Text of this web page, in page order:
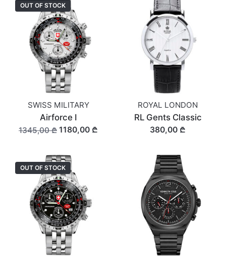
OUT OF STOCK
SWISS MILITARY
Airforce I
1345,00 ₾ 1180,00 ₾
ROYAL LONDON
RL Gents Classic
380,00 ₾
OUT OF STOCK